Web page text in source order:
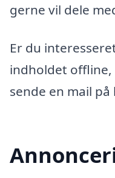
gerne vil dele
Er du
indholdet
sende en mail